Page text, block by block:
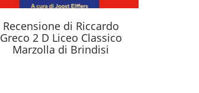
Recensione di Riccardo
Greco 2 D Liceo Classico
Marzolla di Brindisi